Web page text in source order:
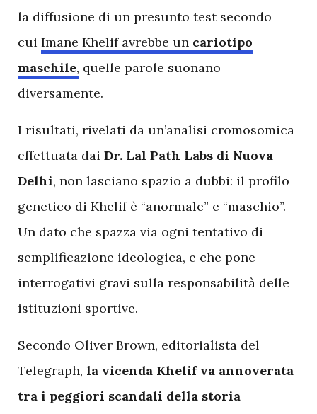
la diffusione di un presunto test secondo
cui Imane Khelif avrebbe un cariotipo
maschile, quelle parole suonano
diversamente.
I risultati, rivelati da un’analisi cromosomica
effettuata dai Dr. Lal Path Labs di Nuova
Delhi, non lasciano spazio a dubbi: il profilo
genetico di Khelif è “anormale” e “maschio”.
Un dato che spazza via ogni tentativo di
semplificazione ideologica, e che pone
interrogativi gravi sulla responsabilità delle
istituzioni sportive.
Secondo Oliver Brown, editorialista del
Telegraph, la vicenda Khelif va annoverata
tra i peggiori scandali della storia